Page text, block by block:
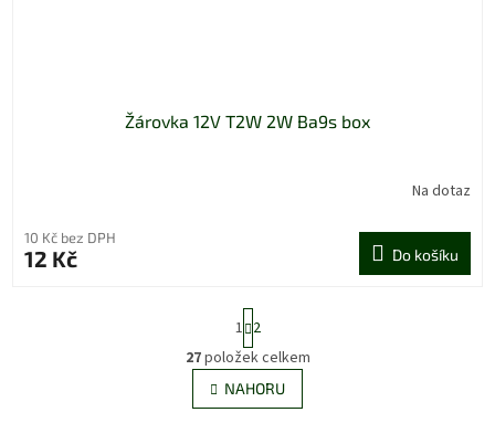
Žárovka 12V T2W 2W Ba9s box
Na dotaz
10 Kč bez DPH
12 Kč Do košíku
O
v
l
S
t
r
á
n
k
1 2
27položek celkem
NAHORU